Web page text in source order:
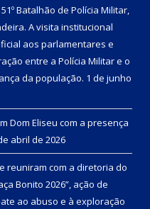
Batalhão de Polícia Militar,
A visita institucional
aos parlamentares e
entre a Polícia Militar e o
da população. 1 de junho
Dom Eliseu com a presença
abril de 2026
reuniram com a diretoria do
Bonito 2026”, ação de
ao abuso e à exploração